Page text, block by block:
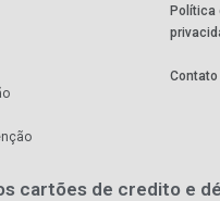
Política
Contato
cartões de credito e